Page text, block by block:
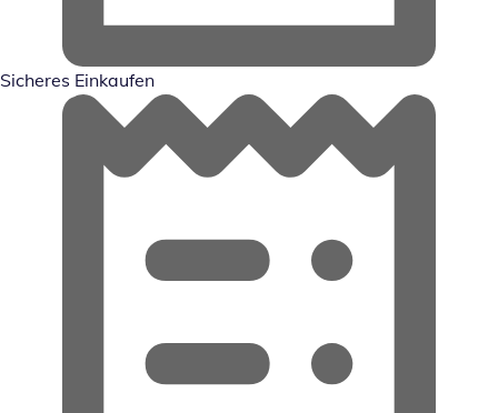
Sicheres Einkaufen